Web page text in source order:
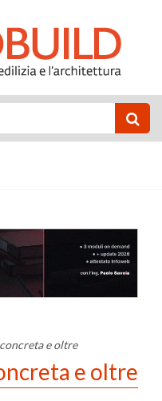
e oltre
e oltre